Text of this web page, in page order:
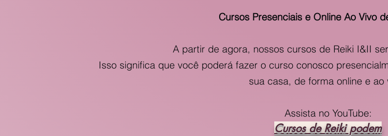
Cursos Presenciais e Online Ao Vivo
A partir de agora, nossos cursos de Reiki I&II
Isso significa que você poderá fazer o curso conosco
sua casa, de forma online e ao
Assista no YouTube:
Cursos de Reiki podem